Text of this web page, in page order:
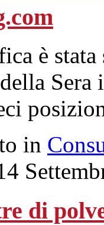
è
Sera
in
di